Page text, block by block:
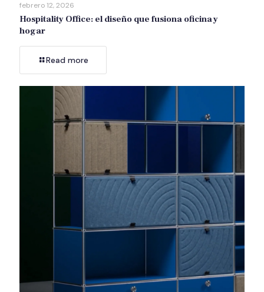
febrero 12, 2026
Hospitality Office: el diseño que fusiona oficina y
hogar
Read more